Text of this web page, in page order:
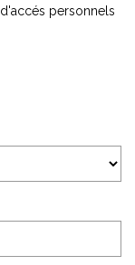
personnels